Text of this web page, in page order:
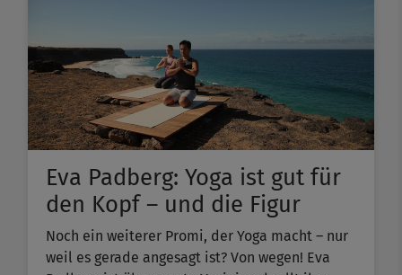
Eva Padberg: Yoga ist gut für
den Kopf – und die Figur
Noch ein weiterer Promi, der Yoga macht – nur
weil es gerade angesagt ist? Von wegen! Eva